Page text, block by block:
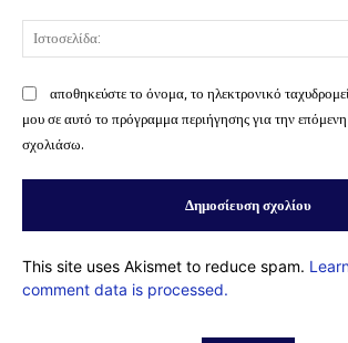
αποθηκεύστε το όνομα, το ηλεκτρονικό
μου σε αυτό το πρόγραμμα περιήγησης για την
σχολιάσω.
This site uses Akismet to reduce spam.
comment data is processed.